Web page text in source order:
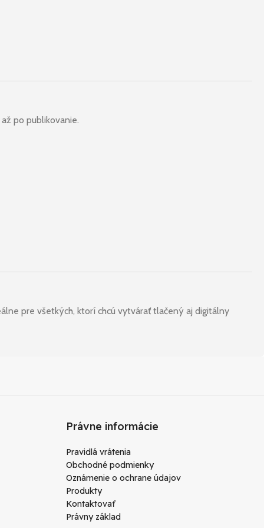
po publikovanie.
pre všetkých, ktorí chcú vytvárať tlačený aj digitálny
Právne informácie
Pravidlá vrátenia
Obchodné podmienky
Oznámenie o ochrane údajov
Produkty
Kontaktovať
Právny základ